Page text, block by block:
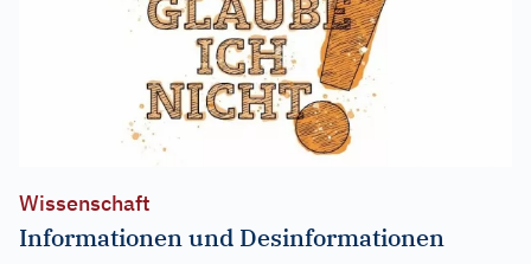
Wissenschaft
Informationen und Desinformationen